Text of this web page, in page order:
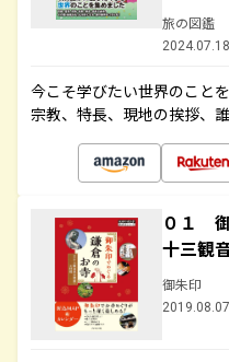
旅の図鑑
今こそ学びたい世界のこと
宗教、特長、現地の挨拶、
０１
十三観
御朱印